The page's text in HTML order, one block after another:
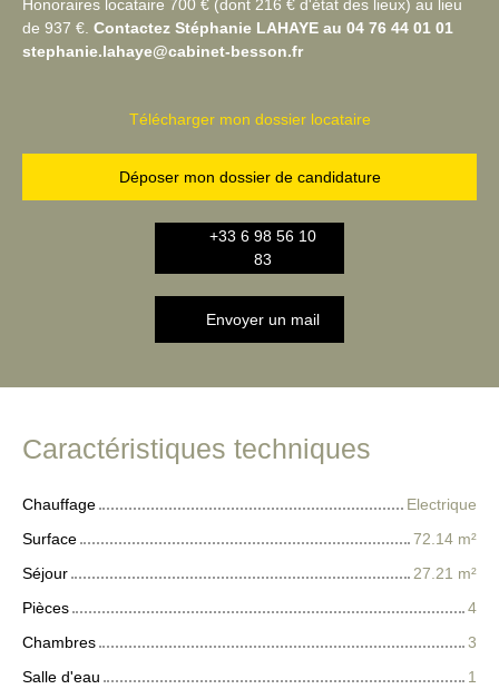
Honoraires locataire 700 € (dont 216 € d'état des lieux) au lieu
de 937 €. Contactez Stéphanie LAHAYE au 04 76 44 01 01
stephanie.lahaye@cabinet-besson.fr
Télécharger mon dossier locataire
Déposer mon dossier de candidature
+33 6 98 56 10
83
Envoyer un mail
Caractéristiques techniques
Chauffage
Electrique
Surface
72.14 m²
Séjour
27.21 m²
Pièces
4
Chambres
3
Salle d'eau
1